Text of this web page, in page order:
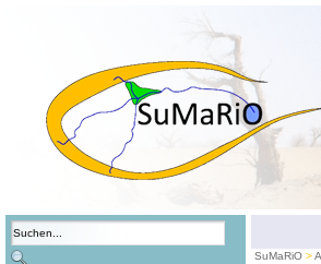
SuMaRiO